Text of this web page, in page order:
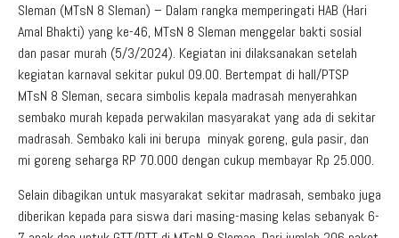
Sleman (MTsN 8 Sleman) – Dalam rangka memperingati HAB (Hari
Amal Bhakti) yang ke-46, MTsN 8 Sleman menggelar bakti sosial
dan pasar murah (5/3/2024). Kegiatan ini dilaksanakan setelah
kegiatan karnaval sekitar pukul 09.00. Bertempat di hall/PTSP
MTsN 8 Sleman, secara simbolis kepala madrasah menyerahkan
sembako murah kepada perwakilan masyarakat yang ada di sekitar
madrasah. Sembako kali ini berupa minyak goreng, gula pasir, dan
mi goreng seharga RP 70.000 dengan cukup membayar Rp 25.000.
Selain dibagikan untuk masyarakat sekitar madrasah, sembako juga
diberikan kepada para siswa dari masing-masing kelas sebanyak 6-